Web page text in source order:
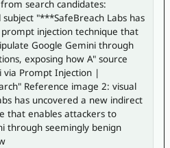
search candidates:
"***SafeBreach Labs has
injection technique that
Google Gemini through
exposing how A" source
via Prompt Injection |
Reference image 2: visual
has uncovered a new indirect
that enables attackers to
through seemingly benign